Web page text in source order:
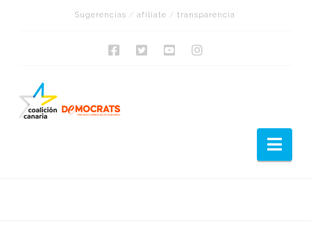
Sugerencias /afíliate /transparencia